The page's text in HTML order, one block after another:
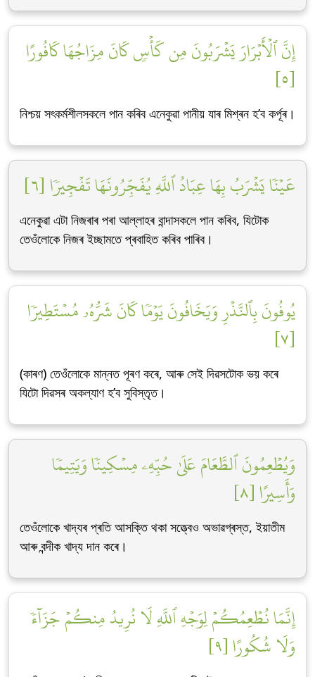
إِنَّ ٱلۡأَبۡرَارَ يَشۡرَبُونَ مِن كَأۡسٖ كَانَ مِزَاجُهَا كَافُورًا
[٥]
নিশ্চয় সৎকৰ্মশীলসকলে পান কৰিব এনেকুৱা পানীয় যাৰ মিশ্ৰন হ’ব কৰ্পূৰ।
عَيۡنٗا يَشۡرَبُ بِهَا عِبَادُ ٱللَّهِ يُفَجِّرُونَهَا تَفۡجِيرٗا [٦]
এনেকুৱা এটা নিজৰাৰ পৰা আল্লাহৰ বান্দাসকলে পান কৰিব, যিটোক
তেওঁলোকে নিজৰ ইচ্ছামতে প্ৰবাহিত কৰিব পাৰিব।
يُوفُونَ بِٱلنَّذۡرِ وَيَخَافُونَ يَوۡمٗا كَانَ شَرُّهُۥ مُسۡتَطِيرٗا
[٧]
(কাৰণ) তেওঁলোকে মান্নত পূৰণ কৰে, আৰু সেই দিৱসটোক ভয় কৰে
যিটো দিৱসৰ অকল্যাণ হ’ব সুবিস্তৃত।
وَيُطۡعِمُونَ ٱلطَّعَامَ عَلَىٰ حُبِّهِۦ مِسۡكِينٗا وَيَتِيمٗا
وَأَسِيرًا [٨]
তেওঁলোকে খাদ্যৰ প্ৰতি আসক্তি থকা সত্ত্বেও অভাৱগ্ৰস্ত, ইয়াতীম
আৰু বন্দীক খাদ্য দান কৰে।
إِنَّمَا نُطۡعِمُكُمۡ لِوَجۡهِ ٱللَّهِ لَا نُرِيدُ مِنكُمۡ جَزَآءٗ
وَلَا شُكُورًا [٩]